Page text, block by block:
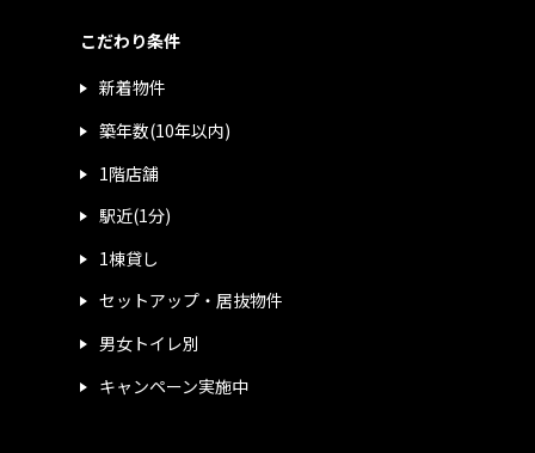
こだわり条件
新着物件
築年数(10年以内)
1階店舗
駅近(1分)
1棟貸し
セットアップ・居抜物件
男女トイレ別
キャンペーン実施中